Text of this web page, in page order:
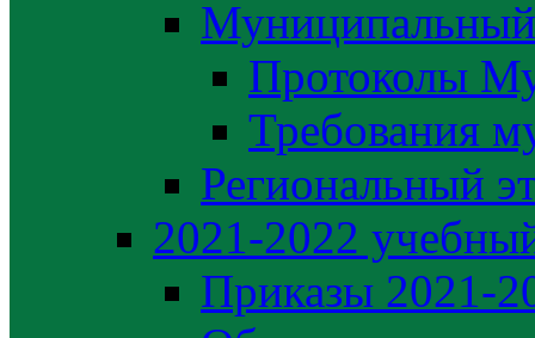
Муниципальный
Протоколы
Требования
Региональный
2021-2022
Приказы 2021-